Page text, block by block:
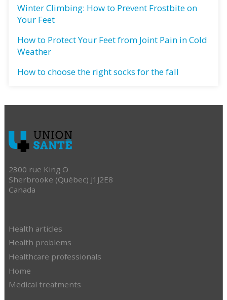
Winter Climbing: How to Prevent Frostbite on
Your Feet
How to Protect Your Feet from Joint Pain in Cold
Weather
How to choose the right socks for the fall
2300 rue King O
Sherbrooke (Québec) J1J2E8
Canada
Health articles
Health problems
Healthcare professionals
Home
Medical treatments